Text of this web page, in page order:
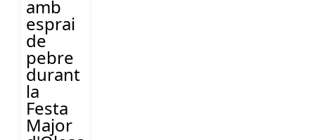
amb
esprai
de
pebre
durant
la
Festa
Major